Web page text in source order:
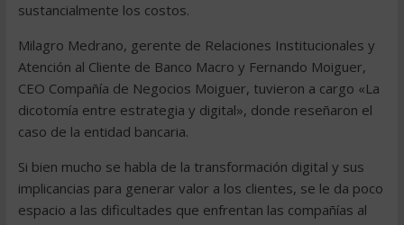
sustancialmente los costos.
Milagro Medrano, gerente de Relaciones Institucionales y
Atención al Cliente de Banco Macro y Fernando Moiguer,
CEO Compañía de Negocios Moiguer, tuvieron a cargo «La
dicotomía entre estrategia y digital», donde reseñaron el
caso de la entidad bancaria.
Si bien mucho se habla de la transformación digital y sus
implicancias para generar valor a los clientes, se le da poco
espacio a las dificultades que enfrentan las compañías al